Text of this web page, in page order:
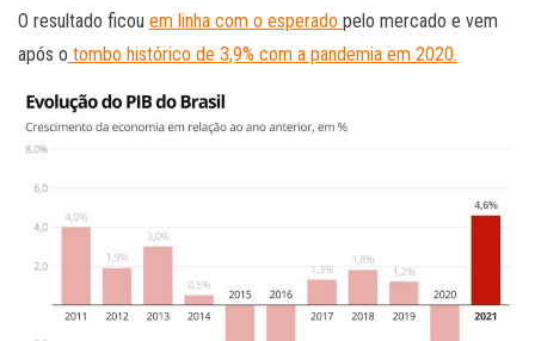
O resultado ficou em linha com o esperado pelo mercado e vem
após o tombo histórico de 3,9% com a pandemia em 2020.